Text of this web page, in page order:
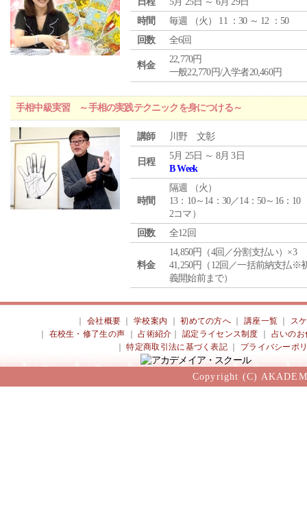
時間
毎週 （火 ） 11 ：30 ～ 12 ：50
回数
全6回
料金
22,770円
一般22,770円/入学者20,460円
手相中級実習 ～手相の実践テクニックを身につける～
講師 川野 文彰
日程
5月 25日 ～ 8月 3日
B Week
時間
隔週 （火 ）
13：10～14：30／14：50～16：10
2コマ）
回数
全12回
料金
14,850円（4回／分割支払い）×3
41,250円（12回／一括前納支払※
義開始前まで）
会社概要 ｜学校案内 ｜初めての方へ 講座一覧
ス
在校生・修了生の声 ｜占術紹介 ｜認定ライセンス制度
占いのお
｜特定商取引法に基づく表記 プライバシーポ
Copyright (C)